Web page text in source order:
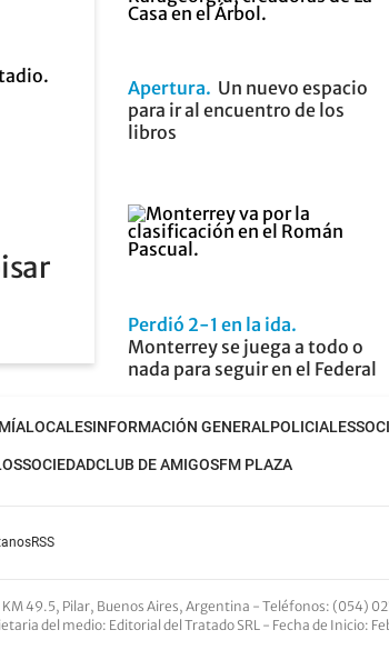
Apertura
Un nuevo espacio
para ir al encuentro de los
libros
Perdió 2-1 en la ida
Monterrey se juega a todo o
nada para seguir en el Federal
LOCALESINFORMACIÓN GENERALPOLICIALES
SOCIEDADCLUB DE AMIGOSFM PLAZA
RSS
49.5, Pilar, Buenos Aires, Argentina - Teléfonos: (054)
del medio: Editorial del Tratado SRL - Fecha de Inicio: